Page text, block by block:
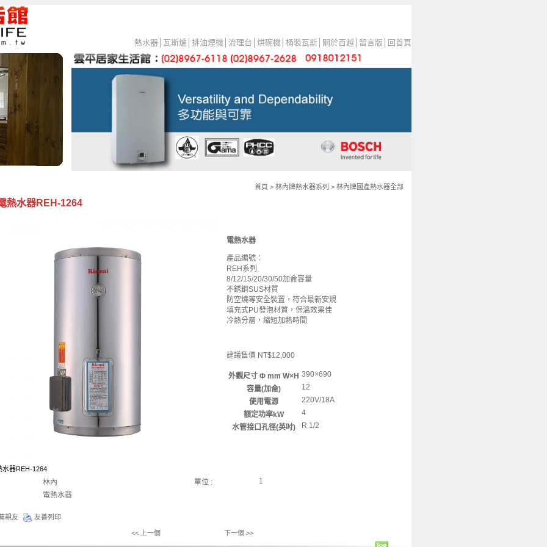
熱水器 瓦斯爐 排油煙機 流理台 烘碗機 桶裝瓦斯 關於百越 留言版 回首頁
首頁 > 林內牌熱水器系列 > 林內牌國產熱水器全部
熱水器REH-1264
水器REH-1264
電熱水器
產品編號：
REH系列
8/12/15/20/30/50加侖容量
不銹鋼SUS材質
防空燒等安全裝置，符合最新安規
填充式PU發泡材質，保溫效果佳
冷熱分層，縮短加熱時間
建議售價 NT$12,000
外觀尺寸 Φ mm W×H 390×690
容量(加侖)
12
使用電源
220V/18A
額定功率kW
4
水管接口孔徑(英吋)
R 1/2
林內 單位 :
1
電熱水器
親友 友善列印
<< 上一個 下一個 >>